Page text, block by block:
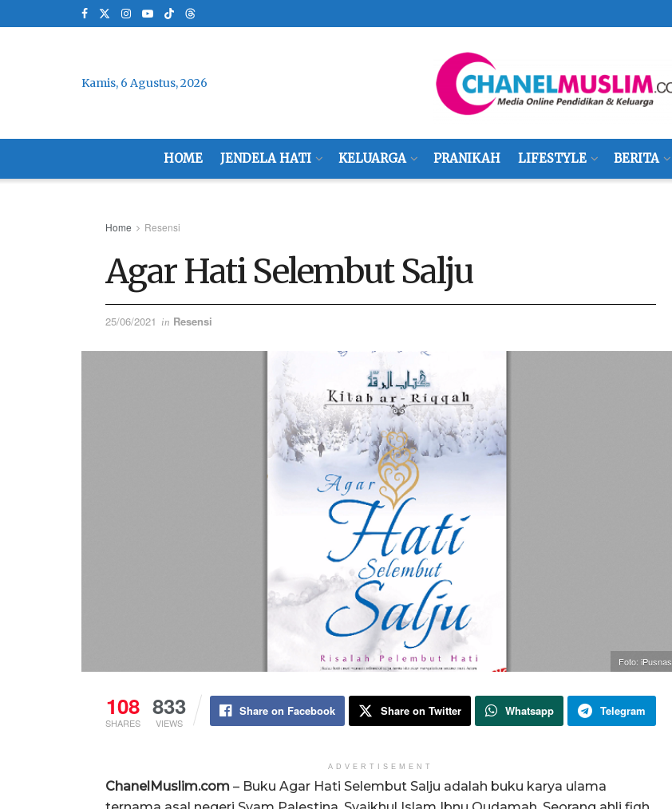
Kamis, 6 Agustus, 2026
HOME JENDELA HATI KELUARGA PRANIKAH LIFESTYLE BERITA
Home Resensi
Agar Hati Selembut Salju
25/06/2021 in Resensi
Foto: iPusnas
108
SHARES
833
VIEWS
Share on Facebook Share on Twitter Whatsapp Telegram
ADVERTISEMENT
ChanelMuslim.com – Buku Agar Hati Selembut Salju adalah buku karya ulama